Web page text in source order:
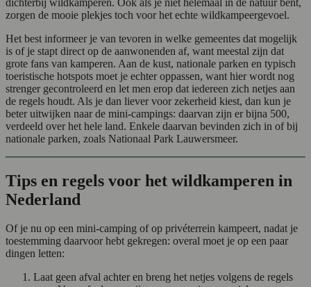
zorgen de mooie plekjes toch voor het echte wildkampeergevoel.
Het best informeer je van tevoren in welke gemeentes dat mogelijk
is of je stapt direct op de aanwonenden af, want meestal zijn dat
grote fans van kamperen. Aan de kust, nationale parken en typisch
toeristische hotspots moet je echter oppassen, want hier wordt nog
strenger gecontroleerd en let men erop dat iedereen zich netjes aan
de regels houdt. Als je dan liever voor zekerheid kiest, dan kun je
beter uitwijken naar de mini-campings: daarvan zijn er bijna 500,
verdeeld over het hele land. Enkele daarvan bevinden zich in of bij
nationale parken, zoals Nationaal Park Lauwersmeer.
Tips en regels voor het wildkamperen in
Nederland
Of je nu op een mini-camping of op privéterrein kampeert, nadat je
toestemming daarvoor hebt gekregen: overal moet je op een paar
dingen letten:
Laat geen afval achter en breng het netjes volgens de regels